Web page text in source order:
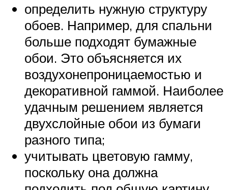
определить нужную структуру
обоев. Например, для спальни
больше подходят бумажные
обои. Это объясняется их
воздухонепроницаемостью и
декоративной гаммой. Наиболее
удачным решением является
двухслойные обои из бумаги
разного типа;
учитывать цветовую гамму,
поскольку она должна